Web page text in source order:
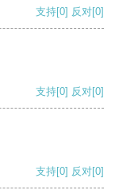
支持[0] 反对[0]
支持[0] 反对[0]
支持[0] 反对[0]